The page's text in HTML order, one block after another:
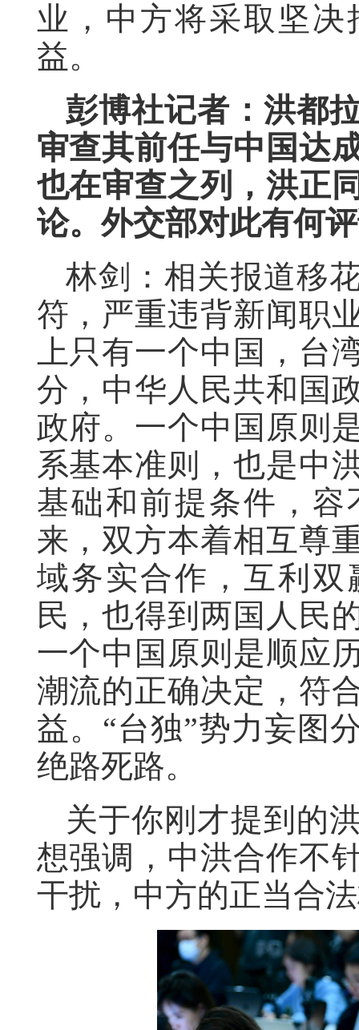
业，中方将采取坚
益。
彭博社记者：洪都
审查其前任与中国达
也在审查之列，洪正
论。外交部对此有何
林剑：相关报道移
符，严重违背新闻职
上只有一个中国，台
分，中华人民共和国
政府。一个中国原则
系基本准则，也是中
基础和前提条件，
来，双方本着相互尊
域务实合作，互利
民，也得到两国人民
一个中国原则是顺应
潮流的正确决定，符
益。“台独”势力妄图
绝路死路。
关于你刚才提到的
想强调，中洪合作不
干扰，中方的正当合